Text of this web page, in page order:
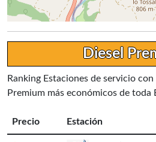
Diesel
Ranking Estaciones de servicio
Premium más económicos de toda
Precio Estación